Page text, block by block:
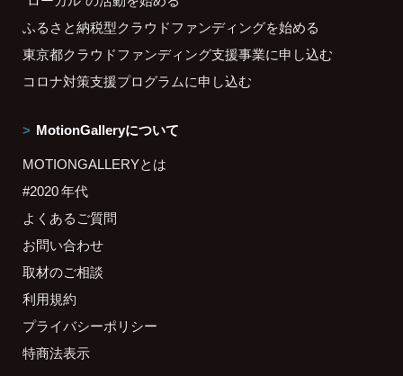
ふるさと納税型クラウドファンディングを始める
東京都クラウドファンディング支援事業に申し込む
コロナ対策支援プログラムに申し込む
MotionGalleryについて
MOTIONGALLERYとは
#2020 年代
よくあるご質問
お問い合わせ
取材のご相談
利用規約
プライバシーポリシー
特商法表示